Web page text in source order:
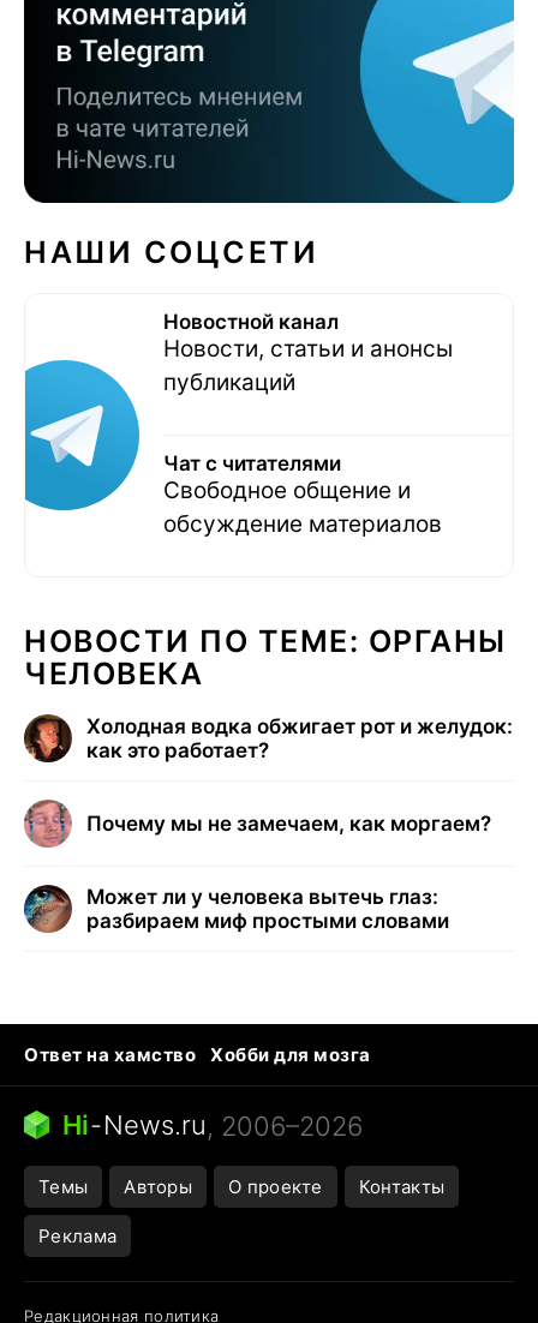
НАШИ СОЦСЕТИ
Новостной канал
Новости, статьи и анонсы
публикаций
Чат с читателями
Свободное общение и
обсуждение материалов
НОВОСТИ ПО ТЕМЕ: ОРГАНЫ
ЧЕЛОВЕКА
Холодная водка обжигает рот и желудок:
как это работает?
Почему мы не замечаем, как моргаем?
Может ли у человека вытечь глаз:
разбираем миф простыми словами
Ответ на хамство
Хобби для мозга
Бензин 100 и 95
Тунцы в океанариуме
Следующая пандемия
Hi-News.ru, 2006–2026
Темы Авторы О проекте Контакты
Реклама
Редакционная политика